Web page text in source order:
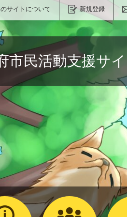
サイトについて 新規登録
市民活動支援サ